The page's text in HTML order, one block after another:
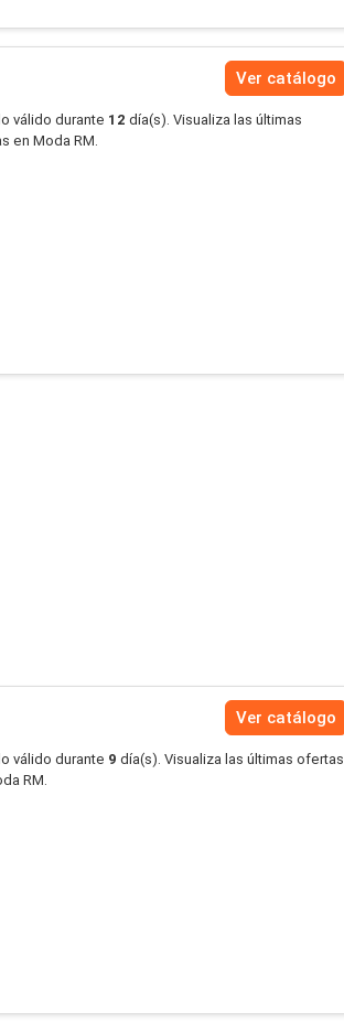
Ver catálogo
válido durante 12 día(s). Visualiza las últimas
en Moda RM.
Ver catálogo
válido durante 9 día(s). Visualiza las últimas ofertas
RM.